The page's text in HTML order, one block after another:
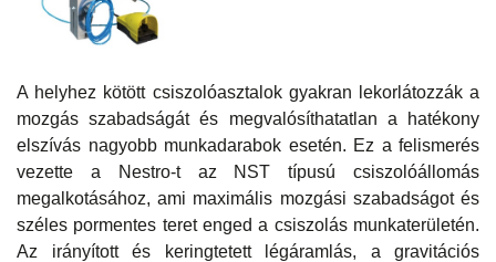
A helyhez kötött csiszolóasztalok gyakran lekorlátozzák a
mozgás szabadságát és megvalósíthatatlan a hatékony
elszívás nagyobb munkadarabok esetén. Ez a felismerés
vezette a Nestro-t az NST típusú csiszolóállomás
megalkotásához, ami maximális mozgási szabadságot és
széles pormentes teret enged a csiszolás munkaterületén.
Az irányított és keringtetett légáramlás, a gravitációs